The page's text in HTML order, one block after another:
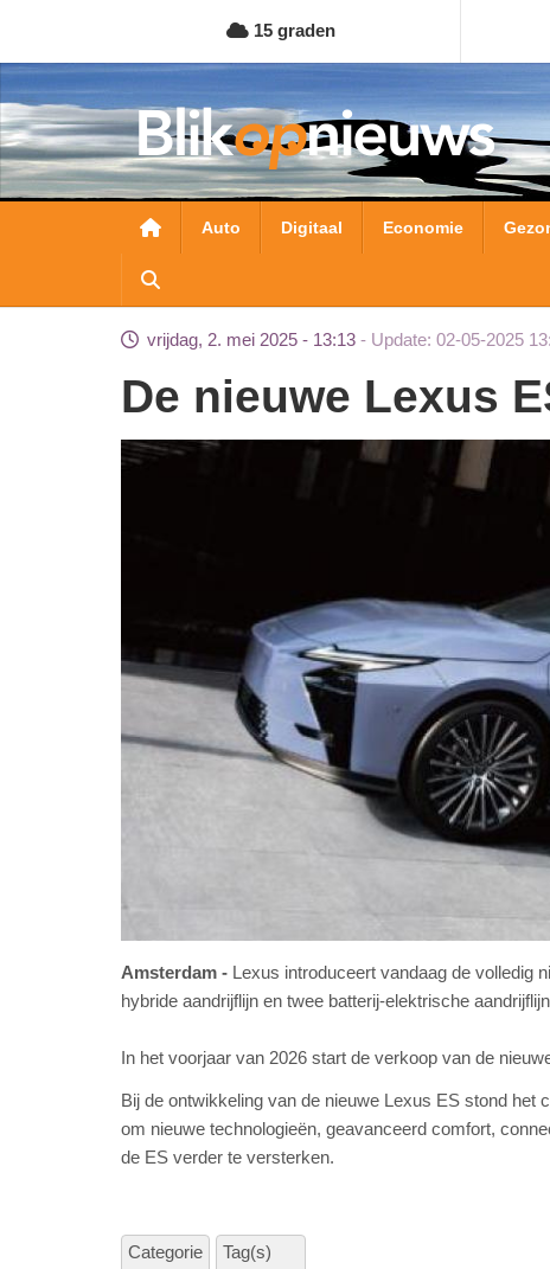
naar
de
inhoud
gaan
15 graden
Hoofdnavigatie
Auto Digitaal Economie
vrijdag, 2. mei 2025 - 13:13 Update: 02-05-2025
De nieuwe Lexus
Amsterdam
Lexus introduceert vandaag de volledig
hybride aandrijflijn en twee batterij-elektrische
In het voorjaar van 2026 start de verkoop van de
Bij de ontwikkeling van de nieuwe Lexus ES stond het
om nieuwe technologieën, geavanceerd comfort,
de ES verder te versterken.
Categorie
Tag(s)